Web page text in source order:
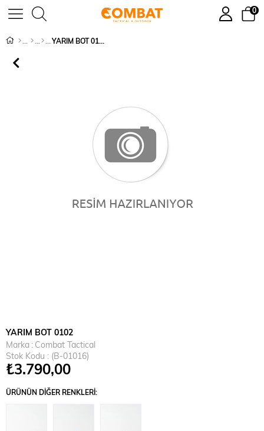
0
YARIM BOT 0102
YARIM BOT 0102
Marka : Combat Tactical
Stok Kodu
(B-01016)
₺3.790,00
ÜRÜNÜN DIĞER RENKLERI: